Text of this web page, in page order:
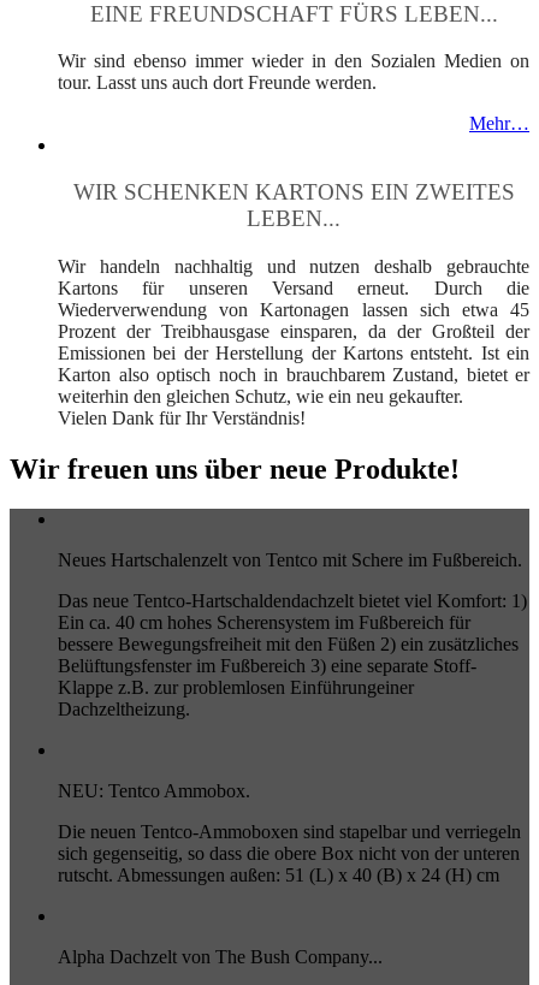
EINE FREUNDSCHAFT FÜRS LEBEN...
Wir sind ebenso immer wieder in den Sozialen Medien on
tour. Lasst uns auch dort Freunde werden.
Mehr…
WIR SCHENKEN KARTONS EIN ZWEITES
LEBEN...
Wir handeln nachhaltig und nutzen deshalb gebrauchte
Kartons für unseren Versand erneut. Durch die
Wiederverwendung von Kartonagen lassen sich etwa 45
Prozent der Treibhausgase einsparen, da der Großteil der
Emissionen bei der Herstellung der Kartons entsteht. Ist ein
Karton also optisch noch in brauchbarem Zustand, bietet er
weiterhin den gleichen Schutz, wie ein neu gekaufter.
Vielen Dank für Ihr Verständnis!
Wir freuen uns über neue Produkte!
Neues Hartschalenzelt von Tentco mit Schere im Fußbereich.
Das neue Tentco-Hartschaldendachzelt bietet viel Komfort: 1)
Ein ca. 40 cm hohes Scherensystem im Fußbereich für
bessere Bewegungsfreiheit mit den Füßen 2) ein zusätzliches
Belüftungsfenster im Fußbereich 3) eine separate Stoff-
Klappe z.B. zur problemlosen Einführungeiner
Dachzeltheizung.
NEU: Tentco Ammobox.
Die neuen Tentco-Ammoboxen sind stapelbar und verriegeln
sich gegenseitig, so dass die obere Box nicht von der unteren
rutscht. Abmessungen außen: 51 (L) x 40 (B) x 24 (H) cm
Alpha Dachzelt von The Bush Company...